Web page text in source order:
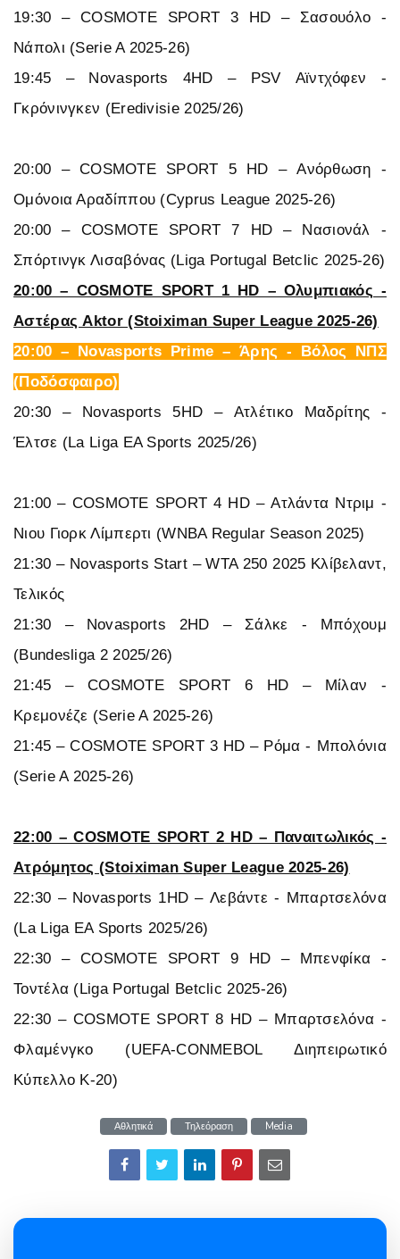
19:30 – COSMOTE SPORT 3 HD – Σασουόλο -
Νάπολι (Serie A 2025-26)
19:45 – Novasports 4HD – PSV Αϊντχόφεν -
Γκρόνινγκεν (Eredivisie 2025/26)
20:00 – COSMOTE SPORT 5 HD – Ανόρθωση -
Ομόνοια Αραδίππου (Cyprus League 2025-26)
20:00 – COSMOTE SPORT 7 HD – Νασιονάλ -
Σπόρτινγκ Λισαβόνας (Liga Portugal Betclic 2025-26)
20:00 – COSMOTE SPORT 1 HD – Ολυμπιακός -
Αστέρας Aktor (Stoiximan Super League 2025-26)
20:00 – Novasports Prime – Άρης - Βόλος ΝΠΣ
(Ποδόσφαιρο)
20:30 – Novasports 5HD – Ατλέτικο Μαδρίτης -
Έλτσε (La Liga EA Sports 2025/26)
21:00 – COSMOTE SPORT 4 HD – Ατλάντα Ντριμ -
Νιου Γιορκ Λίμπερτι (WNBA Regular Season 2025)
21:30 – Novasports Start – WTA 250 2025 Κλίβελαντ,
Τελικός
21:30 – Novasports 2HD – Σάλκε - Μπόχουμ
(Bundesliga 2 2025/26)
21:45 – COSMOTE SPORT 6 HD – Μίλαν -
Κρεμονέζε (Serie A 2025-26)
21:45 – COSMOTE SPORT 3 HD – Ρόμα - Μπολόνια
(Serie A 2025-26)
22:00 – COSMOTE SPORT 2 HD – Παναιτωλικός -
Ατρόμητος (Stoiximan Super League 2025-26)
22:30 – Novasports 1HD – Λεβάντε - Μπαρτσελόνα
(La Liga EA Sports 2025/26)
22:30 – COSMOTE SPORT 9 HD – Μπενφίκα -
Τοντέλα (Liga Portugal Betclic 2025-26)
22:30 – COSMOTE SPORT 8 HD – Μπαρτσελόνα -
Φλαμένγκο (UEFA-CONMEBOL Διηπειρωτικό
Κύπελλο Κ-20)
Αθλητικά Τηλεόραση Media